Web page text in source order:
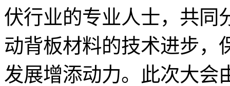
伏行业的专业人士，共同
动背板材料的技术进步，
发展增添动力。此次大会